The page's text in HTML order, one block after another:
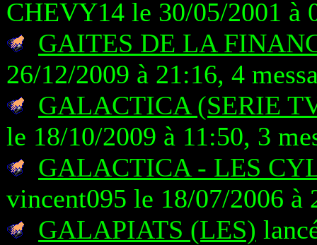
CHEVY14 le 30/05/2001 à
GAITES DE LA
26/12/2009 à 21:16, 4
GALACTICA (SERIE
le 18/10/2009 à 11:50, 3
GALACTICA - LES
vincent095 le 18/07/2006 à
GALAPIATS (LES)